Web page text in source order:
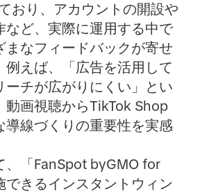
おり、アカウントの開設や
など、実際に運用する中で
まなフィードバックが寄せ
例えば、「広告を活用して
ーチが広がりにくい」とい
動画視聴からTikTok Shop
導線づくりの重要性を実感
、「FanSpot byGMO for
できるインスタントウィン